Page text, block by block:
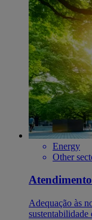
Energy
Other
Adequação às
sustentabilidade